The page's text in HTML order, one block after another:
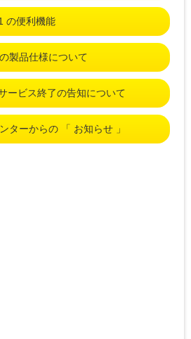
の便利機能
製品仕様について
ービス終了の告知について
ターからの 「 お知らせ 」